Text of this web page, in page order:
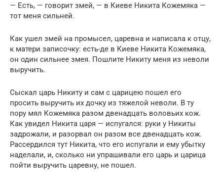
— Есть, — говорит змей, — в Киеве Никита Кожемяка —
тот меня сильней.
Как ушел змей на промысел, царевна и написала к отцу,
к матери записочку: есть-де в Киеве Никита Кожемяка,
он один сильнее змея. Пошлите Никиту меня из неволи
выручить.
Сыскал царь Никиту и сам с царицею пошел его
просить выручить их дочку из тяжелой неволи. В ту
пору мял Кожемяка разом двенадцать воловьих кож.
Как увидел Никита царя — испугался: руки у Никиты
задрожали, и разорвал он разом все двенадцать кож.
Рассердился тут Никита, что его испугали и ему убытку
наделали, и, сколько ни упрашивали его царь и царица
пойти выручить царевну, не пошел.